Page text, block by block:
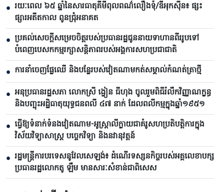
● រយៈពេល ៦៥ ឆ្នាំនៃសារធាតុគីមីពុលពណ៌លឿងទុំ/ឌីអុកស៊ីន៖ ផ្សះ
ផ្សារអតីតកាល ពូនជ្រុំអនាគត
● ប្រគល់សេចក្តីសម្រេចចិត្តរបស់ប្រធានរដ្ឋជូននាយទាហានពីររូបទៅ
បំពេញបេសកកម្មរក្សាសន្តិភាពរបស់អង្គការសហប្រជាជាតិ
● ការនាំចេញផ្លែឈើ និងបន្លែរបស់វៀតណាមកត់សម្គាល់កំណត់ត្រាថ្មី
● អនុប្រធានរដ្ឋសភា លោកស្រី ង្វៀន ធីហុង ចូលរួមពិធីរំលឹកវិញ្ញាណក្ខន្ធ
និងបញ្ចុះអដ្ឋិធាតុយុទ្ធជនពលី ៤៧ នាក់ ដែលពលីកម្មក្នុងឆ្នាំ១៩៥១
● ធ្វើឱ្យទំនាក់ទំនងវៀតណាម-អូស្ត្រាលីក្លាយជាគំរូសហប្រតិបត្តិការក្នុង
វិស័យវិទ្យាសាស្ត្រ បច្ចេកវិទ្យា និងនវានុវត្តន៍
● រដ្ឋមន្ត្រីការបរទេសនូវែលសេឡង់៖ ដំណើរទស្សនកិច្ចរបស់អគ្គលេខាបក្ស
ប្រធានរដ្ឋលោកតូ ឡឹម មានសារៈសំខាន់ជាពិសេស